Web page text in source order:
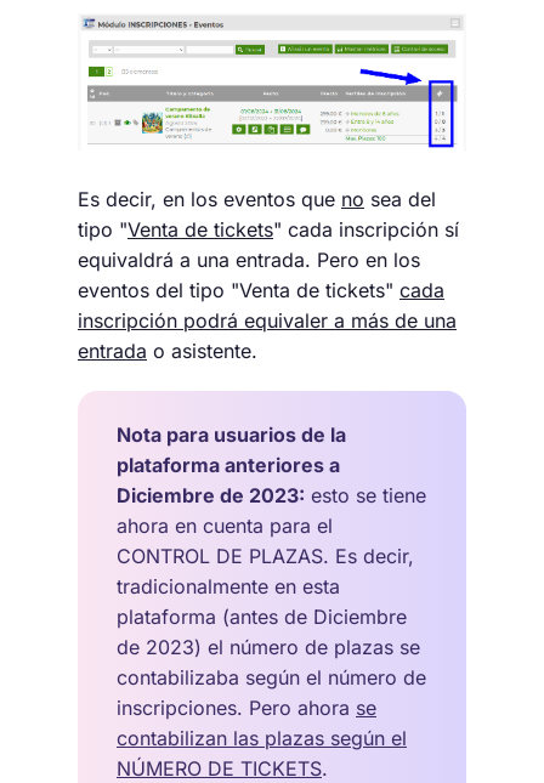
Es decir, en los eventos que no sea del
tipo "Venta de tickets" cada inscripción sí
equivaldrá a una entrada. Pero en los
eventos del tipo "Venta de tickets" cada
inscripción podrá equivaler a más de una
entrada o asistente.
Nota para usuarios de la
plataforma anteriores a
Diciembre de 2023: esto se tiene
ahora en cuenta para el
CONTROL DE PLAZAS. Es decir,
tradicionalmente en esta
plataforma (antes de Diciembre
de 2023) el número de plazas se
contabilizaba según el número de
inscripciones. Pero ahora se
contabilizan las plazas según el
NÚMERO DE TICKETS.